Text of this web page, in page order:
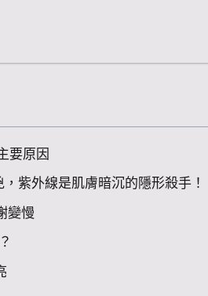
要原因
紫外線是肌膚暗沉的隱形殺手！
變慢